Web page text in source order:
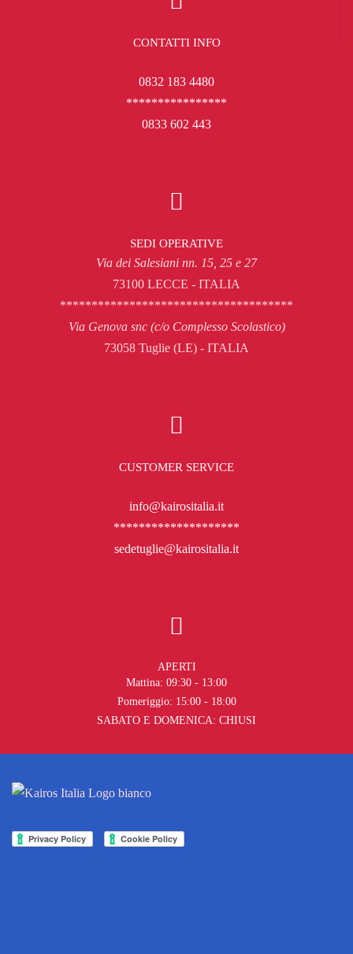
CONTATTI INFO
0832 183 4480
****************
0833 602 443
SEDI OPERATIVE
Via dei Salesiani nn. 15, 25 e 27
73100 LECCE - ITALIA
*************************************
Via Genova snc (c/o Complesso Scolastico)
73058 Tuglie (LE) - ITALIA
CUSTOMER SERVICE
info@kairositalia.it
********************
sedetuglie@kairositalia.it
APERTI
Mattina: 09:30 - 13:00
Pomeriggio: 15:00 - 18:00
SABATO E DOMENICA: CHIUSI